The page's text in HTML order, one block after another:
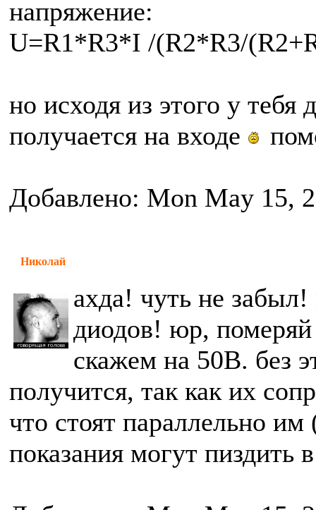
напряжение:
U=R1*R3*I /(R2*R3/
но исходя из этого у
получается на входе
Добавлено: Mon May 15,
Николай
ахда! чуть не
диодов! юр,
скажем на 50В. без
получится, так как их
что стоят параллельно им
показания могут пиздить